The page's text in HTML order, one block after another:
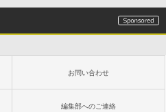
お問い合わせ
編集部へのご連絡